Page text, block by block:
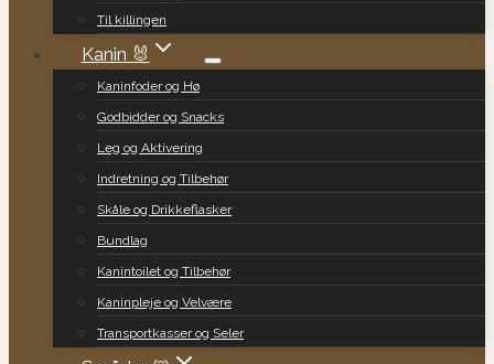
Til killingen
Kanin 🐰
Kaninfoder og Hø
Godbidder og Snacks
Leg og Aktivering
Indretning og Tilbehør
Skåle og Drikkeflasker
Bundlag
Kanintoilet og Tilbehør
Kaninpleje og Velvære
Transportkasser og Seler